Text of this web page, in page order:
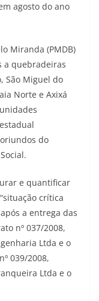
agosto do ano
Miranda (PMDB)
a quebradeiras
São Miguel do
Norte e Axixá
do
e quantificar
crítica
a entrega das
nº 037/2008,
Ltda e o
039/2008,
Ltda e o